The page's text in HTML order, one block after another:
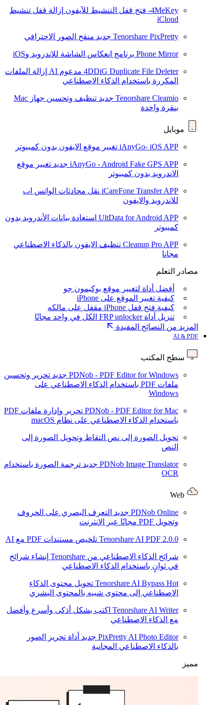
4MeKey- فتح قفل التنشيط للآيفون
إزالة قفل تنشيط
iCloud
Tenorshare PixPretty جديد منقح الصور الاحترافي
Phone Mirror برنامج انعكاس الشاشة للاندرويد وiOS
4DDiG Duplicate File Deleter مدعوم AI
إزالة الملفات
المكررة باستخدام الذكاء الاصطناعي
Tenorshare Cleamio جديد
تنظيف وتحسين جهاز Mac
بنقرة واحدة
موبايل
iAnyGo- iOS APP تغيير موقع الايفون بدون كمبيوتر
iAnyGo - Android Fake GPS APP جديد تغيير موقع
الاندرويد بدون كمبيوتر
iCareFone Transfer APP نقل محادثات الواتس اب
للاندرويد والايفون
UltData for Android APP استعادة بيانات الأندرويد بدون
كمبيوتر
Cleanup Pro APP تنظيف الايفون بالذكاء الاصطناعي
مجانا
مصادر التعلم
أفضل أداة لتغيير موقع بوكيمون جو
كيفية تغيير الموقع على iPhone
كيفية فتح قفل iPhone مقفل على مالكه
تنزيل أداة FRP unlocker الكل في واحد مجانًا
المزيد من النصائح المفيدة
AI & PDF
سطح المكتب
PDNob - PDF Editor for Windows جديد تحرير وتحسين
ملفات PDF باستخدام الذكاء الاصطناعي على
Windows
PDNob - PDF Editor for Mac
تحرير وإدارة ملفات PDF
باستخدام الذكاء الاصطناعي على نظام macOS
تحويل الصورة إلى نص التقاط وتحويل الصورة إلى
النص
PDNob Image Translator جديد ترجمة الصورة باستخدام
OCR
PDNob Online جديد التعرف البصري على الحروف
وتحويل PDF مجانًا عبر الإنترنت
Tenorshare AI PDF 2.0.0 تلخيص مستندات PDF مع AI
شرائح الذكاء الاصطناعي من Tenorshare
إنشاء شرائح
في ثوانٍ باستخدام الذكاء الاصطناعي
Tenorshare AI Bypass Hot
تحويل محتوى الذكاء
الاصطناعي إلى محتوى شبيه بالمحتوى البشري
Tenorshare AI Writer اكتب بشكل أذكى وأسرع وأفضل
مع الذكاء الاصطناعي
PixPretty AI Photo Editor جديد أداة تحرير الصور
بالذكاء الاصطناعي المجانية
مميز